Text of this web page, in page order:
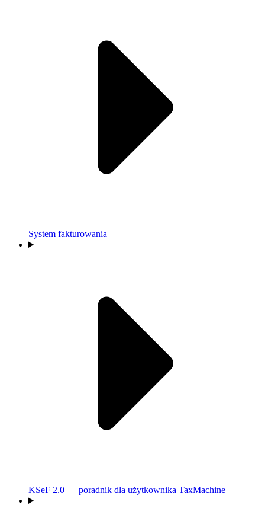
System fakturowania
KSeF 2.0 — poradnik dla użytkownika TaxMachine